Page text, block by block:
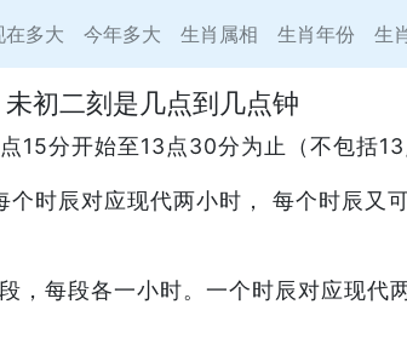
在多大 今年多大 生肖属相 生肖年份 生
未初二刻是几点到几点钟
分开始至13点30分为止（不包括13
时辰对应现代两小时， 每个时辰又
，每段各一小时。一个时辰对应现代